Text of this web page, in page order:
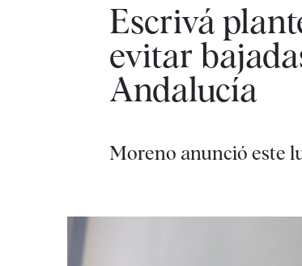
Escrivá
evitar
Andalucía
Moreno anunció este